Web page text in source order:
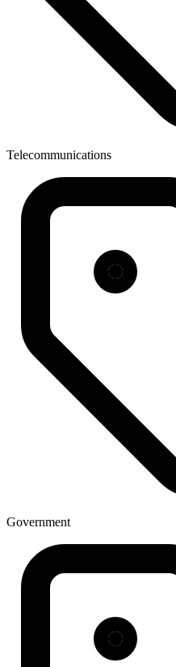
Telecommunications
Government